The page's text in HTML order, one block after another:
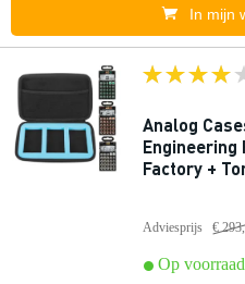
In mijn
Analog
Engineering
Factory +
Adviesprijs €
Op